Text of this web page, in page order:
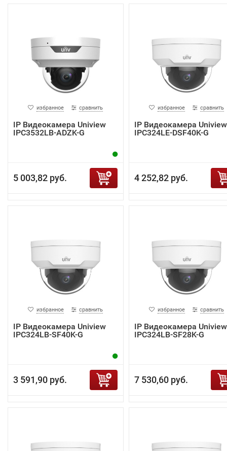
избранное сравнить
IP Видеокамера Uniview
IPC3532LB-ADZK-G
5 003,82 руб.
избранное сравнить
IP Видеокамера Uniview
IPC324LE-DSF40K-G
4 252,82 руб.
избранное сравнить
IP Видеокамера Uniview
IPC324LB-SF40K-G
3 591,90 руб.
избранное сравнить
IP Видеокамера Uniview
IPC324LB-SF28K-G
7 530,60 руб.